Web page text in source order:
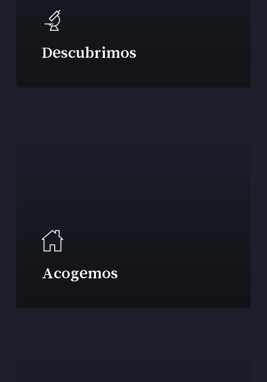
Descubrimos
Acogemos